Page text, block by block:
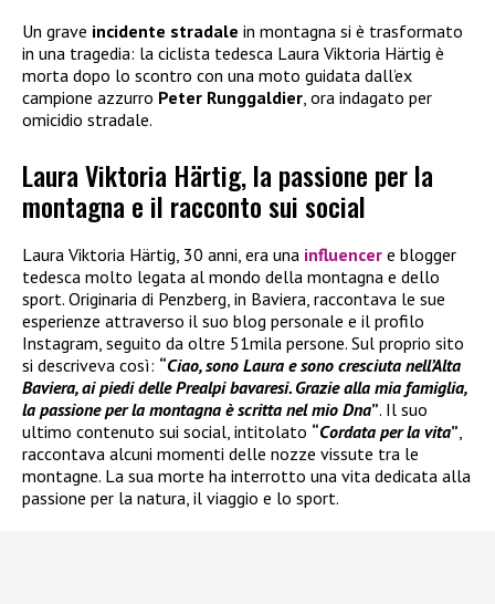
Un grave incidente stradale in montagna si è trasformato
in una tragedia: la ciclista tedesca Laura Viktoria Härtig è
morta dopo lo scontro con una moto guidata dall’ex
campione azzurro Peter Runggaldier , ora indagato per
omicidio stradale.
Laura Viktoria Härtig, la passione per la
montagna e il racconto sui social
Laura Viktoria Härtig, 30 anni, era una influencer e blogger
tedesca molto legata al mondo della montagna e dello
sport. Originaria di Penzberg, in Baviera, raccontava le sue
esperienze attraverso il suo blog personale e il profilo
Instagram, seguito da oltre 51mila persone. Sul proprio sito
si descriveva così: “Ciao, sono Laura e sono cresciuta nell’Alta
Baviera, ai piedi delle Prealpi bavaresi. Grazie alla mia famiglia,
la passione per la montagna è scritta nel mio Dna”. Il suo
ultimo contenuto sui social, intitolato “Cordata per la vita”,
raccontava alcuni momenti delle nozze vissute tra le
montagne. La sua morte ha interrotto una vita dedicata alla
passione per la natura, il viaggio e lo sport.